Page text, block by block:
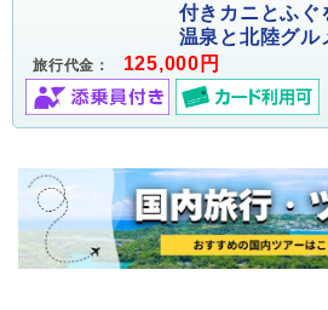
付きカニとふぐ
温泉と北陸グル
旅行代金： 125,000円